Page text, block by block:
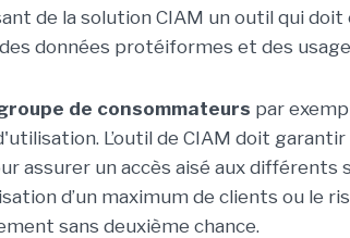
de la solution CIAM un outil qui
données protéiformes et des
de consommateurs par
L’outil de CIAM doit garantir
assurer un accès aisé aux différents
d’un maximum de clients ou le
sans deuxième chance.